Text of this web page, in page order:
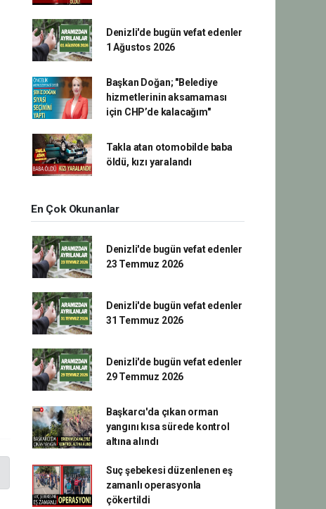
Denizli'de bugün vefat edenler
1 Ağustos 2026
Başkan Doğan; "Belediye
hizmetlerinin aksamaması
için CHP’de kalacağım"
Takla atan otomobilde baba
öldü, kızı yaralandı
En Çok Okunanlar
Denizli'de bugün vefat edenler
23 Temmuz 2026
Denizli'de bugün vefat edenler
31 Temmuz 2026
Denizli'de bugün vefat edenler
29 Temmuz 2026
Başkarcı'da çıkan orman
yangını kısa sürede kontrol
altına alındı
Suç şebekesi düzenlenen eş
zamanlı operasyonla
çökertildi